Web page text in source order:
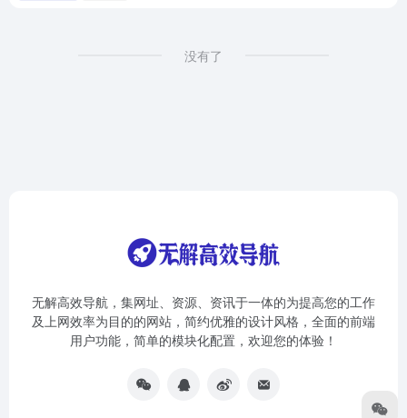
没有了
无解高效导航，集网址、资源、资讯于一体的为提高您的工作
及上网效率为目的的网站，简约优雅的设计风格，全面的前端
用户功能，简单的模块化配置，欢迎您的体验！